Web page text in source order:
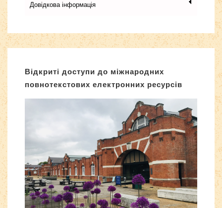
Довідкова інформація
Відкриті доступи до міжнародних
повнотекстових електронних ресурсів